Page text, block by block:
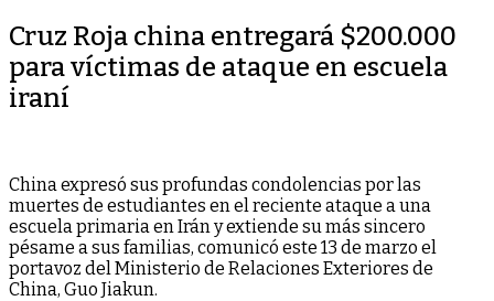
Cruz Roja china entregará $200.000
para víctimas de ataque en escuela
iraní
China expresó sus profundas condolencias por las
muertes de estudiantes en el reciente ataque a una
escuela primaria en Irán y extiende su más sincero
pésame a sus familias, comunicó este 13 de marzo el
portavoz del Ministerio de Relaciones Exteriores de
China, Guo Jiakun.